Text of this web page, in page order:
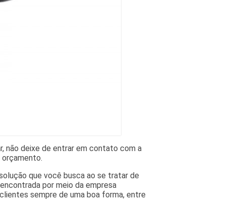
não deixe de entrar em contato com a
orçamento.
que você busca ao se tratar de
por meio da empresa
sempre de uma boa forma, entre